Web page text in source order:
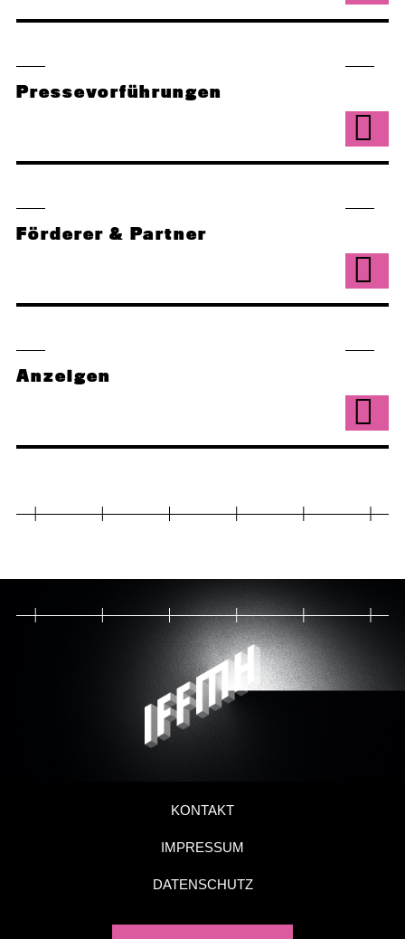
Pressevorführungen
Förderer & Partner
Anzeigen
KONTAKT
IMPRESSUM
DATENSCHUTZ